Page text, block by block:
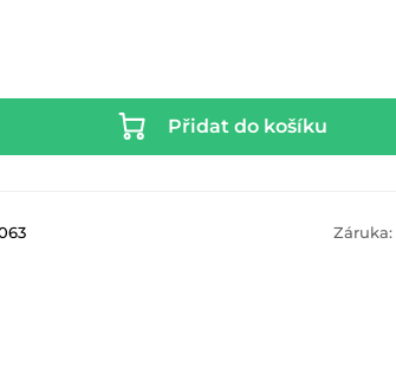
Přidat do košíku
Záruka: